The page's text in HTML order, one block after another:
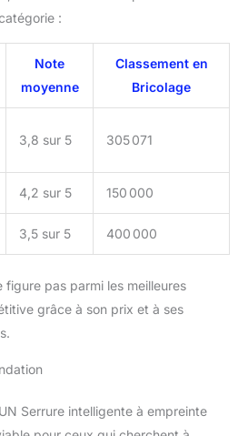
verrouillage de porte
électronique a une
fonction d'alerte de
niveau de batterie,
lorsque le niveau de
batterie tombe en
niveau, l'avertisseur
vous pouvez également
l'application. Cela
garantit que les piles
sont remplacées en
temps opportun pour
que la serrure de porte
l'emballage】 1 * Smart
Manual Key, 2 * Suction
Cup, 1 * Tool, 1 *
:
Note
moyenne
Classement en
Bricolage
3,8 sur 5 305 071
4,2 sur 5 150 000
3,5 sur 5 400 000
figure pas parmi les meilleures
grâce à son prix et à ses
Serrure intelligente à empreinte